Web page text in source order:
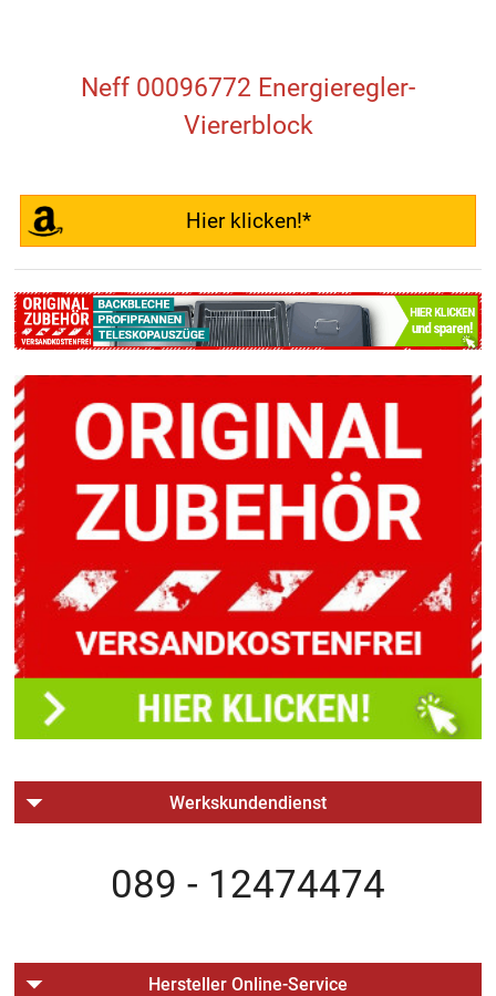
Neff 00096772 Energieregler-
Viererblock
Hier klicken!*
Werkskundendienst
089 - 12474474
Hersteller Online-Service